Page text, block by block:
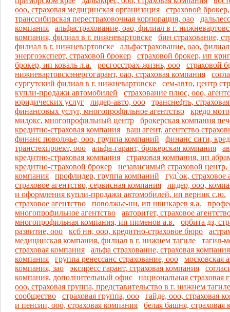
ооо, страховая медицинская организация
страховой
транссибирская перестраховочная корпорация, оао
компания
альфастрахование, оао, филиал в г.
компания, филиал в г. нижневартовске
бин страхование,
филиал в г. нижневартовске
альфастрахование, оао,
энергоэксперт, страховой брокер
страховой брокер, ип
брокер, ип коваль л.а.
росгосстрах-жизнь, ооо
страховой
нижневартовскэнергогарант, оао, страховая компания
сургутский филиал в г. нижневартовске
сем-авто, центр
купли-продажи автомобилей
страхование плюс, ооо,
юридических услуг
лидер-авто, ооо
транснефть,
финансовых услуг, многопрофильное агентство
кредо
мидокс, многопрофильный центр
брокерская компания
кредитно-страховая компания
ваш агент, агентство
финанс поволжье, ооо, группа компаний
финанс сити,
транстехпроект, ооо
альфа-гарант, брокерская компания
кредитно-страховая компания
страховая компания, ип
кредитно-страховой брокер
независимый страховой
компания
профлидер, группа компаний
гуд`ок, страховое
страховое агентство, сервисная компания
лидер, ооо,
и оформления купли-продажи автомобилей, ип верник с.ю.
страховое агентство
поволжье-нн, ип шинкарев я.а.
многопрофильное агентство
авторитет, страховое
многопрофильная компания, ип пименов а.в.
орбита дз,
развитие, ооо
ксб нн, ооо, кредитно-страховое бюро
медицинская компания, филиал в г. нижнем тагиле
тагил-
страховая компания
альфа страхование, страховая компания
компания
группа ренессанс страхование, ооо
московская
компания, зао
экспресс гарант, страховая компания
компания, дополнительный офис
национальная страховая
ооо, страховая группа, представительство в г. нижнем тагиле
сообщество
страховая группа, ооо
гайде, ооо, страховая
и пенсии, ооо, страховая компания
белая башня, страховая